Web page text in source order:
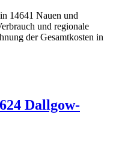
14641 Nauen und
und regionale
der Gesamtkosten in
Dallgow-